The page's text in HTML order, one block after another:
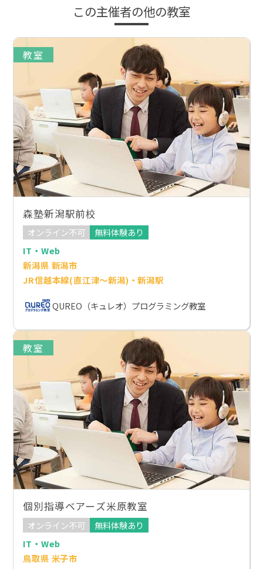
この主催者の他の教室
教室
森塾新潟駅前校
オンライン不可
無料体験あり
IT・Web
新潟県 新潟市
JR信越本線(直江津～新潟)・新潟駅
QUREO（キュレオ）プログラミング教室
教室
個別指導ベアーズ米原教室
オンライン不可
無料体験あり
IT・Web
鳥取県 米子市